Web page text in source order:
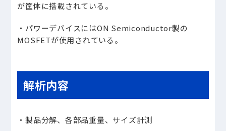
が筐体に搭載されている。
・パワーデバイスにはON Semiconductor製の
MOSFETが使用されている。
解析内容
・製品分解、各部品重量、サイズ計測